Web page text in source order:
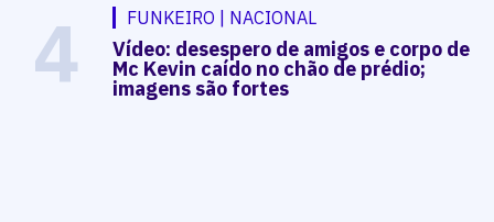
4 FUNKEIRO | NACIONAL
Vídeo: desespero de amigos e corpo de
Mc Kevin caído no chão de prédio;
imagens são fortes